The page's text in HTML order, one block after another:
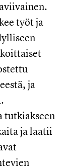
työt ja
ja
ja laatii